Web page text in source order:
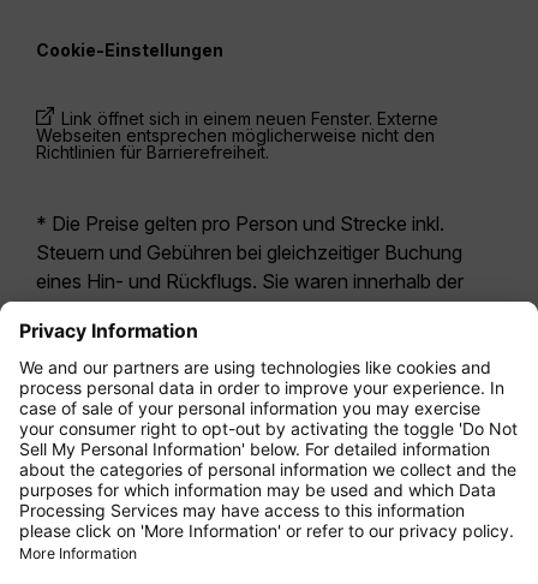
Cookie-Einstellungen
Link öffnet sich in einem neuen Fenster. Externe
Webseiten entsprechen möglicherweise nicht den
Richtlinien für Barrierefreiheit.
* Die Preise gelten pro Person und Strecke inkl.
Steuern und Gebühren bei gleichzeitiger Buchung
eines Hin- und Rückflugs. Sie waren innerhalb der
letzten 24 Stunden verfügbar und sind
möglicherweise nicht mehr aktuell. Bei den für die
Economy Class angegebenen Tarifen handelt es
sich i.d.R. um Economy Zero, unsere restriktivste
Tarifoption. Es können hierfür zusätzliche Gebühren
fürAufgabegepäck oder für andere optionale
Leistungen anfallen. Es gelten dieAllgemeinen
Geschäftsbedingungen .